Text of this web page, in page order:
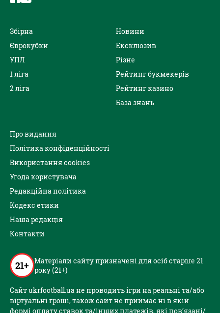
Збірна
Єврокубки
УПЛ
1 ліга
2 ліга
Новини
Ексклюзив
Різне
Рейтинг букмекерів
Рейтинг казино
База знань
Про видання
Політика конфіденційності
Використання cookies
Угода користувача
Редакційна політика
Кодекс етики
Наша редакція
Контакти
21+ Матеріали сайту призначені для осіб старше 21
року (21+)
Сайт ukrfootball.ua не проводить ігри на реальні та/або
віртуальні гроші, також сайт не приймає ні в якій
формі оплату ставок та/інших платежів, які пов’язані/